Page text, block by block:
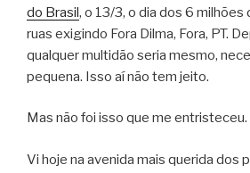
do Brasil, o 13/3, o dia dos 6 milhões
ruas exigindo Fora Dilma, Fora, PT.
qualquer multidão seria mesmo,
pequena. Isso aí não tem jeito.
Mas não foi isso que me entristeceu.
Vi hoje na avenida mais querida dos